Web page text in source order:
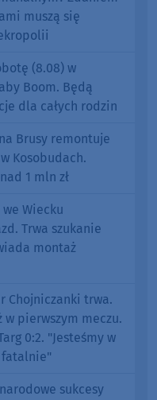
muszą się
(8.08) w
Boom. Będą
dla całych rodzin
Brusy remontuje
Kosobudach.
1 mln zł
we Wiecku
Trwa szukanie
montaż
Chojniczanki trwa.
w pierwszym meczu.
0:2. "Jesteśmy w
fatalnie"
sukcesy